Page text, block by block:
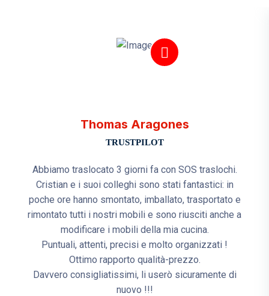
Thomas Aragones
TRUSTPILOT
Abbiamo traslocato 3 giorni fa con SOS traslochi.
Cristian e i suoi colleghi sono stati fantastici: in
poche ore hanno smontato, imballato, trasportato e
rimontato tutti i nostri mobili e sono riusciti anche a
modificare i mobili della mia cucina.
Puntuali, attenti, precisi e molto organizzati !
Ottimo rapporto qualità-prezzo.
Davvero consigliatissimi, li userò sicuramente di
nuovo !!!